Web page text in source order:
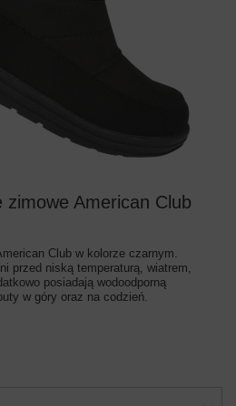
zimowe American Club
Club w kolorze czarnym.
przed niską temperaturą, wiatrem,
posiadają wodoodporną
w góry oraz na codzień.